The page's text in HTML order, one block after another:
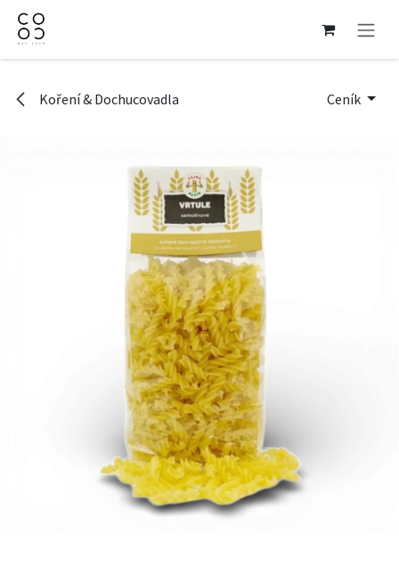
Přejít na obsah
Koření & Dochucovadla Ceník